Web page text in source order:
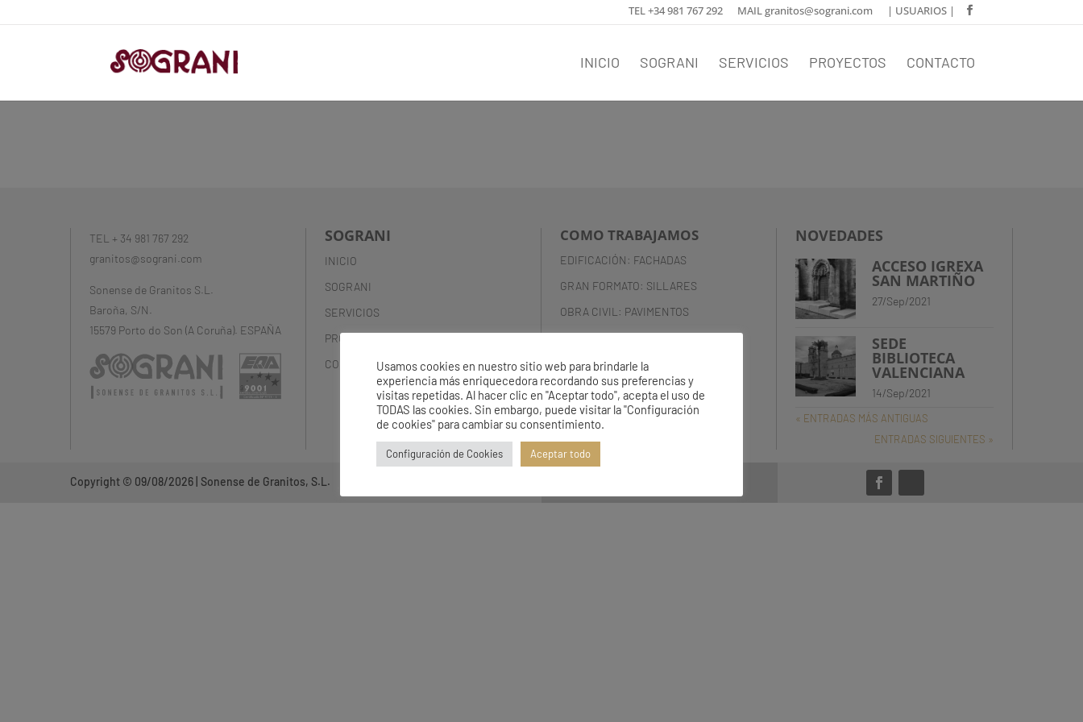
TEL +34 981 767 292 MAIL granitos@sograni.com | USUARIOS |
INICIO SOGRANI SERVICIOS PROYECTOS CONTACTO
TEL + 34 981 767 292
granitos@sograni.com
Sonense de Granitos S.L.
Baroña, S/N.
15579 Porto do Son (A Coruña). ESPAÑA
SOGRANI
INICIO
SOGRANI
SERVICIOS
PROYECTOS
CONTACTO
COMO TRABAJAMOS
EDIFICACIÓN: FACHADAS
GRAN FORMATO: SILLARES
OBRA CIVIL: PAVIMENTOS
TRABAJOS ESPECIALES
NOVEDADES
ACCESO IGREXA
SAN MARTIÑO
27/Sep/2021
SEDE
BIBLIOTECA
VALENCIANA
14/Sep/2021
« ENTRADAS MÁS ANTIGUAS
ENTRADAS SIGUIENTES »
Copyright © 09/08/2026 | Sonense de Granitos, S.L.
Usamos cookies en nuestro sitio web para brindarle la
experiencia más enriquecedora recordando sus preferencias y
visitas repetidas. Al hacer clic en "Aceptar todo", acepta el uso de
TODAS las cookies. Sin embargo, puede visitar la "Configuración
de cookies" para cambiar su consentimiento.
Configuración de Cookies Aceptar todo